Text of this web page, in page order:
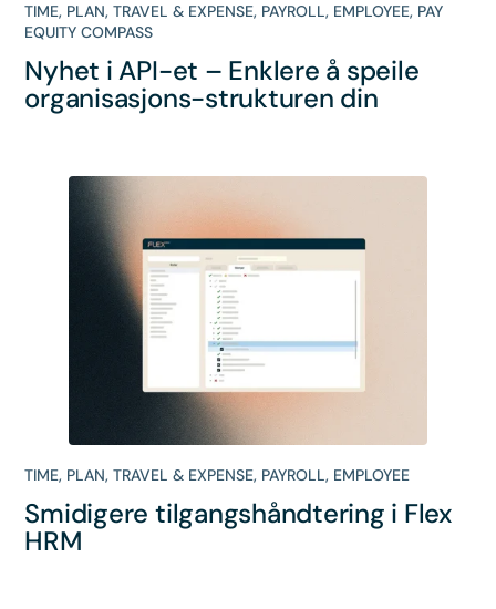
TIME, PLAN,TRAVEL & EXPENSE, PAYROLL, EMPLOYEE, PAY
EQUITY COMPASS
Nyhet i API-et – Enklere å speile
organisasjons-strukturen din
TIME, PLAN,TRAVEL & EXPENSE, PAYROLL, EMPLOYEE
Smidigere tilgangshåndtering i Flex
HRM